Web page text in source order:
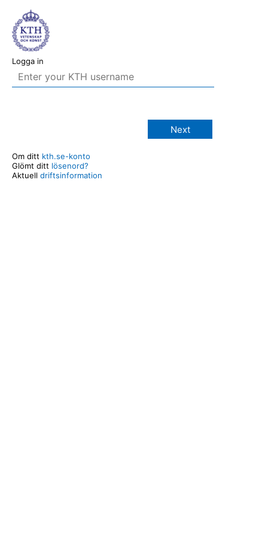
Logga in
Next
Om ditt kth.se-konto
Glömt ditt lösenord?
Aktuell driftsinformation